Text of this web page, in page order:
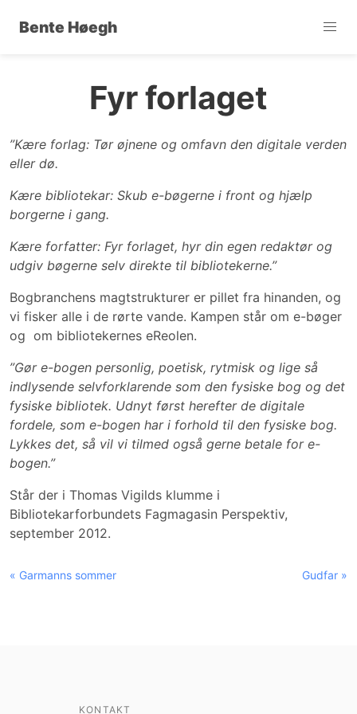
Bente Høegh
Fyr forlaget
”Kære forlag: Tør øjnene og omfavn den digitale verden
eller dø.
Kære bibliotekar: Skub e-bøgerne i front og hjælp
borgerne i gang.
Kære forfatter: Fyr forlaget, hyr din egen redaktør og
udgiv bøgerne selv direkte til bibliotekerne.”
Bogbranchens magtstrukturer er pillet fra hinanden, og
vi fisker alle i de rørte vande. Kampen står om e-bøger
og om bibliotekernes eReolen.
”Gør e-bogen personlig, poetisk, rytmisk og lige så
indlysende selvforklarende som den fysiske bog og det
fysiske bibliotek. Udnyt først herefter de digitale
fordele, som e-bogen har i forhold til den fysiske bog.
Lykkes det, så vil vi tilmed også gerne betale for e-
bogen.”
Står der i Thomas Vigilds klumme i
Bibliotekarforbundets Fagmagasin Perspektiv,
september 2012.
« Garmanns sommer Gudfar »
KONTAKT